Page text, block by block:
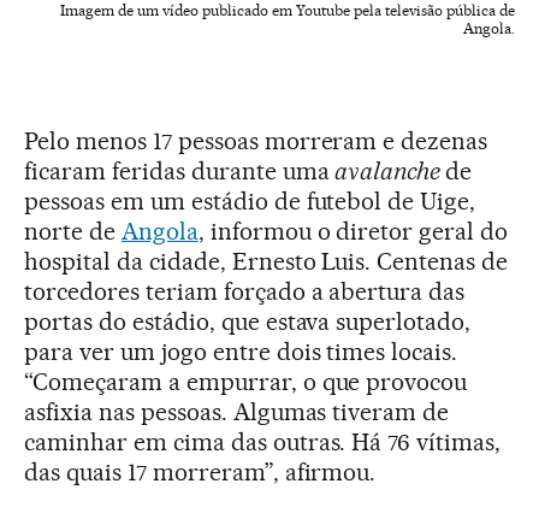
Imagem de um vídeo publicado em Youtube pela televisão pública de
Angola.
Pelo menos 17 pessoas morreram e dezenas
ficaram feridas durante umaavalanchede
pessoas em um estádio de futebol de Uige,
norte de Angola, informou o diretor geral do
hospital da cidade, Ernesto Luis. Centenas de
torcedores teriam forçado a abertura das
portas do estádio, que estava superlotado,
para ver um jogo entre dois times locais.
“Começaram a empurrar, o que provocou
asfixia nas pessoas. Algumas tiveram de
caminhar em cima das outras. Há 76 vítimas,
das quais 17 morreram”, afirmou.